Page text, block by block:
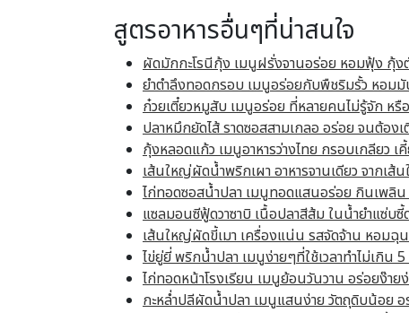
สูตรอาหารอื่นๆที่น่าสนใจ
ผัดมักกะโรนีกุ้ง เมนูฝรั่งจานอร่อย หอมฟุ้ง กุ้งตั
ยำตำลึงทอดกรอบ เมนูอร่อยกับพืชริมรั้ว หอม
ก๋วยเตี๋ยวหมูสับ เมนูอร่อย ที่หลายคนไม่รู้จัก ห
ปลาหมึกยัดไส้ ราดซอสสามเกลอ อร่อย จนต้องเ
กุ้งหลอดแก้ว เมนูอาหารว่างไทย กรอบเกลียว เ
เส้นใหญ่ผัดน้ำพริกเผา อาหารจานเดียว จากเส้
ไก่ทอดซอสน้ำปลา เมนูทอดแสนอร่อย กินเพลิน
แซลมอนซีฟู้ดวาซาบิ เนื้อปลาสีส้ม ในน้ำยำแซ่บซี้
เส้นใหญ่ผัดขี้เมา เครื่องแน่น รสจัดจ้าน หอมฉุ
ไข่ยู่ยี่ พริกน้ำปลา เมนูง่ายๆที่ใช้เวลาทำไม่เกิน
ไก่ทอดหน้าโรงเรียน เมนูย้อนวันวาน อร่อยง๊าย
กะหล่ำปลีผัดน้ำปลา เมนูแสนง่าย วัตถุดิบน้อย อ